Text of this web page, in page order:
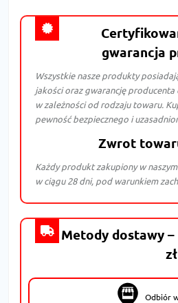
gwarancja
Wszystkie nasze produkty
jakości oraz gwarancję producenta
w zależności od rodzaju towaru.
pewność bezpiecznego i
Zwrot
Każdy produkt zakupiony w
w ciągu 28 dni, pod warunkiem
Metody dostawy
zł
Odbiór